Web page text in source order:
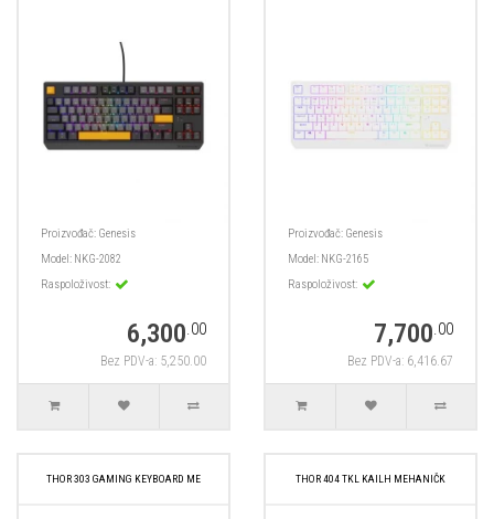
Proizvođač: Genesis
Model: NKG-2082
Raspoloživost:
6,300.00
Bez PDV-a: 5,250.00
Proizvođač: Genesis
Model: NKG-2165
Raspoloživost:
7,700.00
Bez PDV-a: 6,416.67
THOR 303 GAMING KEYBOARD ME THOR 404 TKL KAILH MEHANIČK